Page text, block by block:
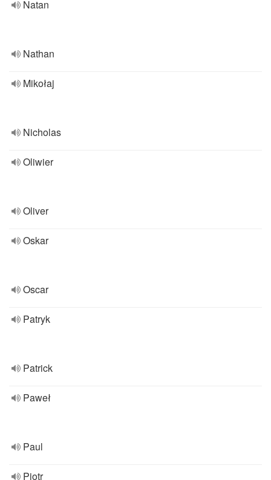
Natan
Nathan
Mikołaj
Nicholas
Oliwier
Oliver
Oskar
Oscar
Patryk
Patrick
Paweł
Paul
Piotr